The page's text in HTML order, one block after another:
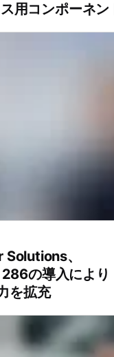
用コンポーネン
、
の導入により
を拡充